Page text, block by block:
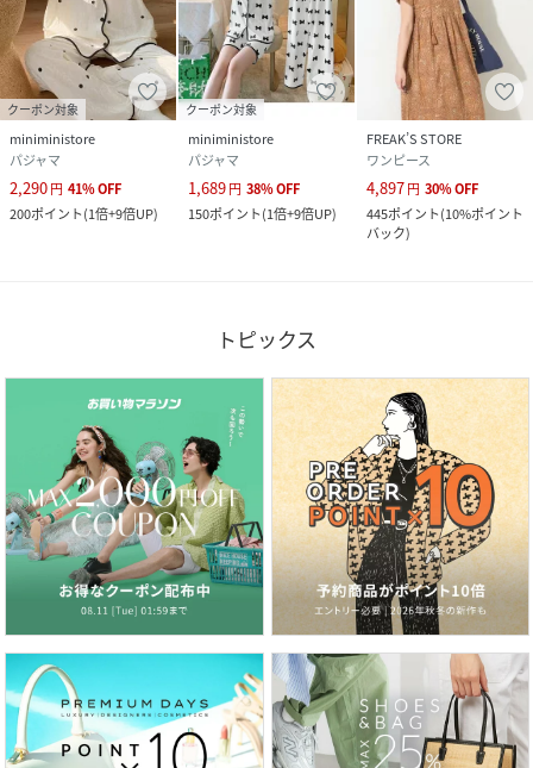
クーポン対象
miniministore
パジャマ
2,290円 41%OFF
200ポイント(1倍+9倍UP)
クーポン対象
miniministore
パジャマ
1,689円 38%OFF
150ポイント(1倍+9倍UP)
FREAK’S STORE
ワンピース
4,897円 30%OFF
445ポイント(10%ポイント
バック)
トピックス